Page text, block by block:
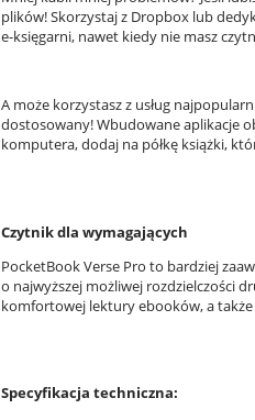
plików! Skorzystaj z Dropbox lub
e-księgarni, nawet kiedy nie masz
A może korzystasz z usług
dostosowany! Wbudowane aplikacje
komputera, dodaj na półkę książki,
Czytnik dla wymagających
PocketBook Verse Pro to bardziej
o najwyższej możliwej rozdzielczości
komfortowej lektury ebooków, a
Specyfikacja techniczna: